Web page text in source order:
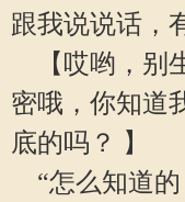
跟我说说话，
【哎哟，别
密哦，你知道
底的吗？ 】
“怎么知道的